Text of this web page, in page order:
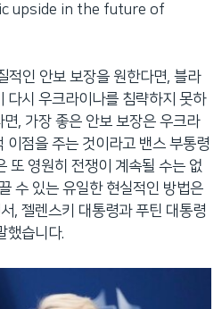
upside in the future of
적인 안보 보장을 원한다면, 블라
다시 우크라이나를 침략하지 못하
, 가장 좋은 안보 보장은 우크라
이점을 주는 것이라고 밴스 부통령
또 영원히 전쟁이 계속될 수는 없
수 있는 유일한 현실적인 방법은
, 젤렌스키 대통령과 푸틴 대통령
했습니다.